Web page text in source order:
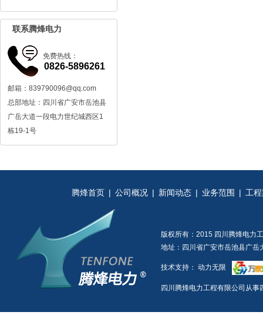
联系腾烽电力
免费热线：
0826-5896261
邮箱：839790096@qq.com
总部地址：四川省广安市岳池县
广岳大道一段电力世纪城西区1
栋19-1号
腾烽首页 | 公司概况 | 新闻动态 | 业务范围 | 工
版权所有：2015 四川腾烽电力
地址：四川省广安市岳池县广
技术支持： 动力无限
四川腾烽电力工程有限公司从事